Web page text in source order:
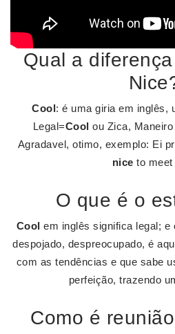
Qual a
Cool: é uma giria em inglês,
Legal=Cool ou Zica,
Agradavel, otimo, exemplo: Ei
nice to meet
O que é o
Cool em inglês significa legal;
despojado, despreocupado, é
com as tendências e que sabe
perfeição, trazendo
Como é